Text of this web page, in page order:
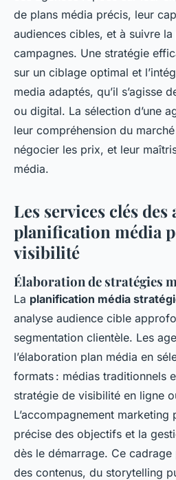
de plans média précis, leur
audiences cibles, et à suivre
campagnes. Une stratégie
sur un ciblage optimal et
media adaptés, qu’il s’agisse
ou digital. La sélection d’une
leur compréhension du
négocier les prix, et leur
média.
Les services clés des
planification média
visibilité
Élaboration de stratégies
La planification média
analyse audience cible
segmentation clientèle. Les
l’élaboration plan média en
formats : médias traditionnels
stratégie de visibilité en ligne
L’accompagnement
précise des objectifs et la
dès le démarrage. Ce cadrage
des contenus, du storytelling